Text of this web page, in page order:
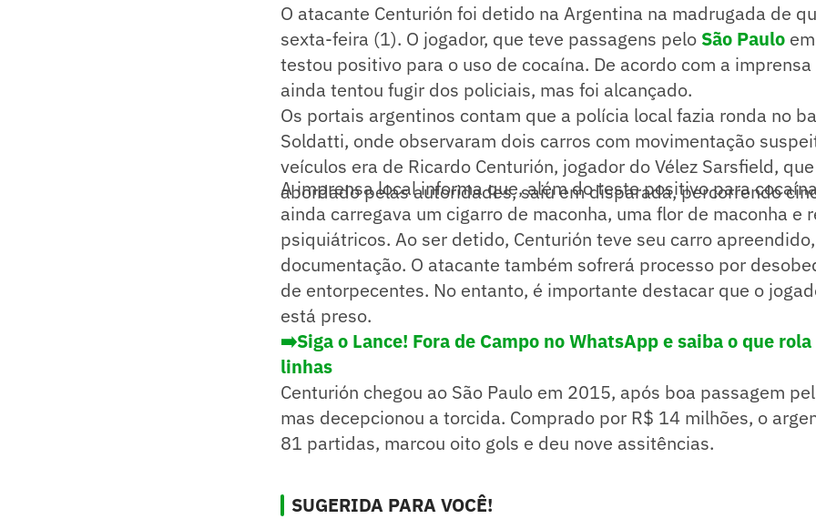
O atacante Centurión foi detido na Argentina na madrugada de
sexta-feira (1). O jogador, que teve passagens pelo São Paulo
testou positivo para o uso de cocaína. De acordo com a
ainda tentou fugir dos policiais, mas foi alcançado.
Os portais argentinos contam que a polícia local fazia ronda no
Soldatti, onde observaram dois carros com movimentação
veículos era de Ricardo Centurión, jogador do Vélez Sarsfield,
abordado pelas autoridades, saiu em disparada, percorrendo
A imprensa local informa que, além do teste positivo para
ainda carregava um cigarro de maconha, uma flor de maconha e
psiquiátricos. Ao ser detido, Centurión teve seu carro
documentação. O atacante também sofrerá processo por
de entorpecentes. No entanto, é importante destacar que o
está preso.
➡️Siga o Lance! Fora de Campo no WhatsApp e saiba o que
linhas
Centurión chegou ao São Paulo em 2015, após boa passagem
mas decepcionou a torcida. Comprado por R$ 14 milhões, o
81 partidas, marcou oito gols e deu nove assitências.
SUGERIDA PARA VOCÊ!